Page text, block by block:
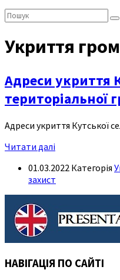
Пошук:
Укриття
Адреси укриття
територіальної
Адреси укриття Кутської
Читати далі
01.03.2022 Категорія
захист
НАВІГАЦІЯ ПО САЙТІ